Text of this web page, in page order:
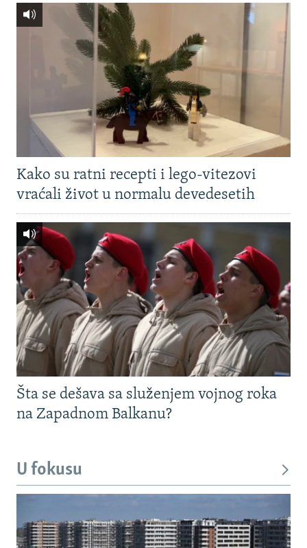
Kako su ratni recepti i lego-vitezovi
vraćali život u normalu devedesetih
Šta se dešava sa služenjem vojnog roka
na Zapadnom Balkanu?
U fokusu